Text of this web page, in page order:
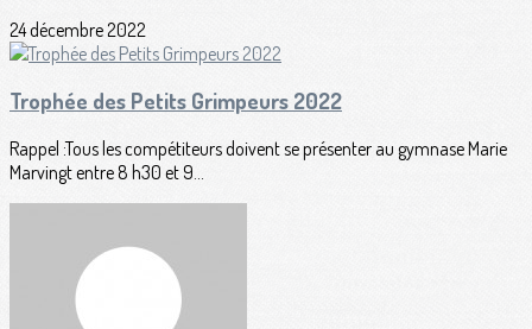
24 décembre 2022
Trophée des Petits Grimpeurs 2022
Rappel :Tous les compétiteurs doivent se présenter au gymnase Marie
Marvingt entre 8 h30 et 9...